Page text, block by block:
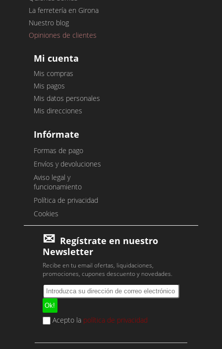
La ferretería en Girona
Nuestro blog
Opiniones de clientes
Mi cuenta
Mis compras
Mis pagos
Mis datos personales
Mis direcciones
Infórmate
Formas de pago
Envíos y devoluciones
Aviso legal y
funcionamiento
Política de privacidad
Cookies
Regístrate en nuestro
Newsletter
Recibe en tu email ofertas, liquidaciones,
promociones, cupones descuento y novedades.
Acepto la política de privacidad